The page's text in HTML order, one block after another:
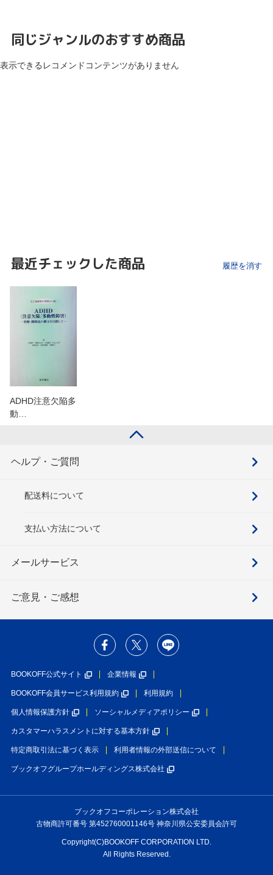
同じジャンルのおすすめ商品
表示できるレコメンドコンテンツがありません
最近チェックした商品 履歴を消す
ADHD注意欠陥多
動…
ヘルプ・ご質問
配送料について
支払い方法について
メールサービス
ご意見・ご感想
BOOKOFF公式サイト 企業情報
BOOKOFF会員サービス利用規約 利用規約
個人情報保護方針 ソーシャルメディアポリシー
カスタマーハラスメントに対する基本方針
特定商取引法に基づく表示 利用者情報の外部送信について
ブックオフグループホールディングス株式会社
ブックオフコーポレーション株式会社
古物商許可番号 第452760001146号 神奈川県公安委員会許可
Copyright(C)BOOKOFF CORPORATION LTD.
All Rights Reserved.